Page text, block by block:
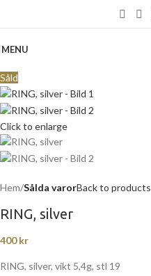
MENU
Såld
Click to enlarge
Hem Sålda varorBack to products
RING, silver
400kr
RING, silver, vikt 5,4g, stl 19